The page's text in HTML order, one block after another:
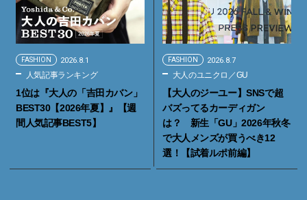
FASHION 2026.8.1
人気記事ランキング
1位は『大人の「吉田カバン」
BEST30【2026年夏】』【週
間人気記事BEST5】
FASHION 2026.8.7
大人のユニクロ／GU
【大人のジーユー】SNSで超
バズってるカーディガン
は？ 新生「GU」2026年秋冬
で大人メンズが買うべき12
選！【試着ルポ前編】